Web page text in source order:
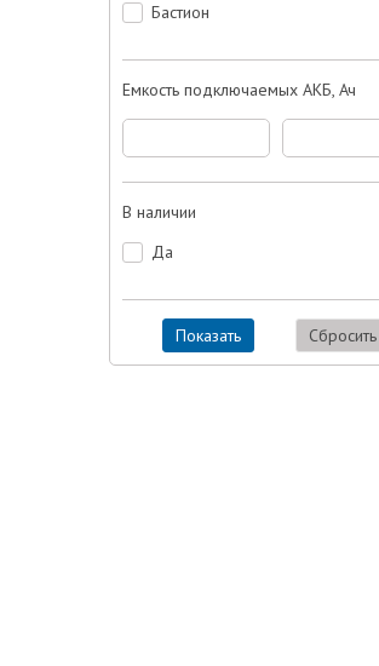
Бастион
Емкость подключаемых АКБ, Ач
В наличии
Да
Показать Сбросить